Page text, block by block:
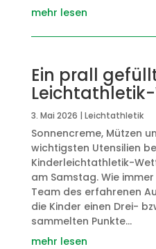
mehr lesen
Ein prall
3. Mai 2026 | Leichtathletik
Sonnencreme, Mützen
wichtigsten Utensilien
Kinderleichtathletik-
am Samstag. Wie
Team des erfahrenen
die Kinder einen Drei-
sammelten Punkte...
mehr lesen